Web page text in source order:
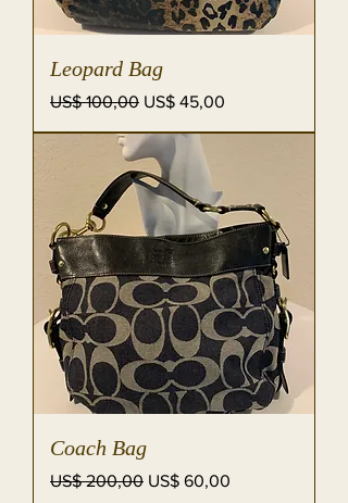
Leopard Bag
Preço normal
US$ 100,00 Preço promocional
US$ 45,00
Coach Bag
Preço normal
US$ 200,00 Preço promocional
US$ 60,00